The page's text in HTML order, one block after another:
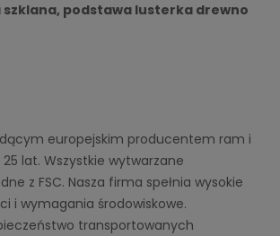
podstawa lusterka drewno
europejskim producentem ram i
lat. Wszystkie wytwarzane
z FSC. Nasza firma spełnia wysokie
i wymagania środowiskowe.
transportowanych